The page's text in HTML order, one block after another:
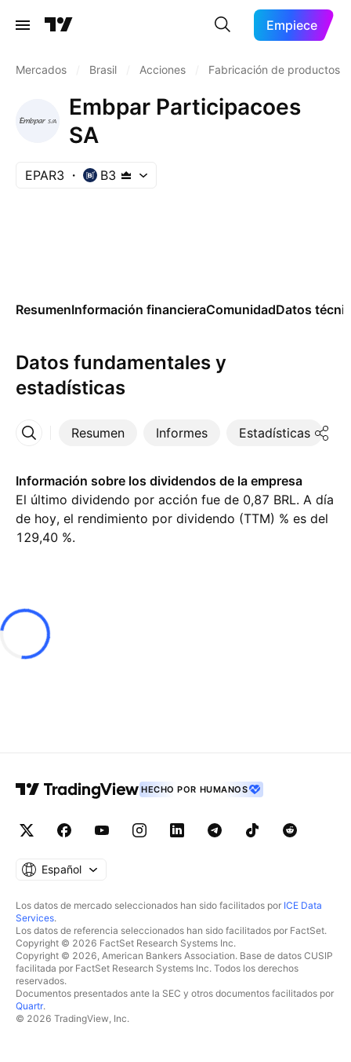
Empiece
Mercados Brasil Acciones Fabricación de productos
Embpar Participacoes
SA
EPAR3 B3
ResumenInformación financieraComunidadDatos
Datos fundamentales y
estadísticas
Resumen Informes Estadísticas
Más
Información sobre los dividendos de la empresa
El último dividendo por acción fue de 0,87 BRL. A día
de hoy, el rendimiento por dividendo (TTM) % es del
129,40 %.
HECHO POR HUMANOS
Español
Los datos de mercado seleccionados han sido facilitados por ICE Data
Services.
Los datos de referencia seleccionados han sido facilitados por FactSet.
Copyright © 2026 FactSet Research Systems Inc.
Copyright © 2026, American Bankers Association. Base de datos CUSIP
facilitada por FactSet Research Systems Inc. Todos los derechos
reservados.
Documentos presentados ante la SEC y otros documentos facilitados por
Quartr.
© 2026 TradingView, Inc.